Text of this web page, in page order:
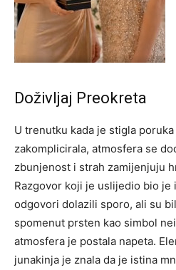
Doživljaj Preokreta
U trenutku kada je stigla
zakomplicirala, atmosfera se
zbunjenost i strah zamijenjuju
Razgovor koji je uslijedio bio je
odgovori dolazili sporo, ali su
spomenut prsten kao simbol
atmosfera je postala napeta.
junakinja je znala da je istina